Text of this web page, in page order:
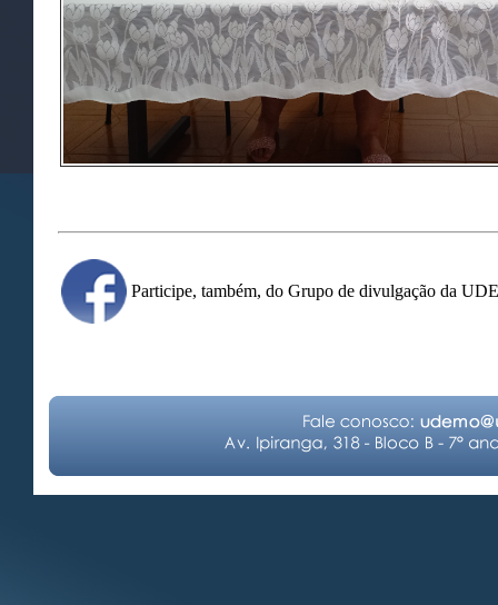
Participe, também, do Grupo de divulgação da